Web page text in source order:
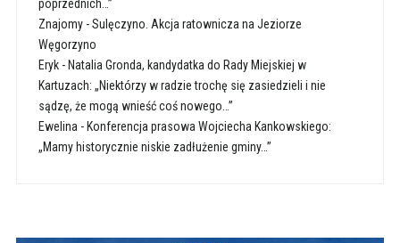
poprzednich…”
Znajomy-Sulęczyno. Akcja ratownicza na Jeziorze
Węgorzyno
Eryk- Natalia Gronda, kandydatka do Rady Miejskiej w
Kartuzach: „Niektórzy w radzie trochę się zasiedzieli i nie
sądzę, że mogą wnieść coś nowego…”
Ewelina - Konferencja prasowa Wojciecha Kankowskiego:
„Mamy historycznie niskie zadłużenie gminy…”